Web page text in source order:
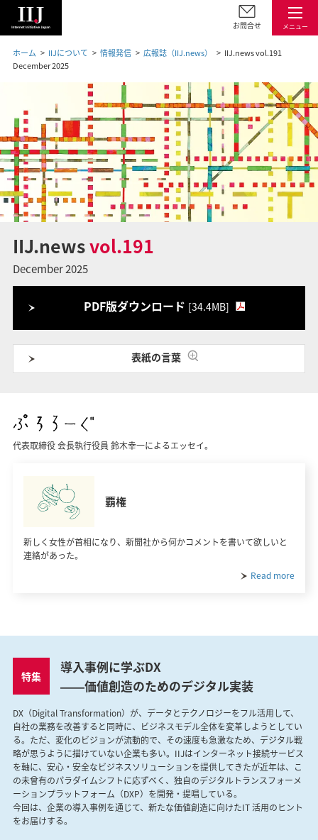
メニュー
お問合せ
ホーム IIJについて 情報発信 広報誌（IIJ.news）
IIJ.news vol.191
December 2025
IIJ.newsvol.191
December 2025
PDF版ダウンロード [34.4MB]
表紙の言葉
代表取締役 会長執行役員 鈴木幸一によるエッセイ。
覇権
新しく女性が首相になり、新聞社から何かコメントを書いて欲しいと
連絡があった。
Read more
特集
導入事例に学ぶDX
――価値創造のためのデジタル実装
DX（Digital Transformation）が、データとテクノロジーをフル活用して、
自社の業務を改善すると同時に、ビジネスモデル全体を変革しようとしてい
る。ただ、変化のビジョンが流動的で、その速度も急激なため、デジタル戦
略が思うように描けていない企業も多い。IIJはインターネット接続サービス
を軸に、安心・安全なビジネスソリューションを提供してきたが近年は、こ
の未曾有のパラダイムシフトに応ずべく、独自のデジタルトランスフォーメ
ーションプラットフォーム（DXP）を開発・提唱している。
今回は、企業の導入事例を通じて、新たな価値創造に向けたIT 活用のヒント
をお届けする。